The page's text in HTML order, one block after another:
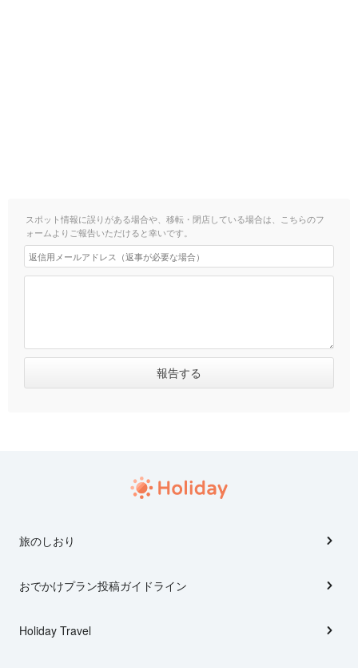
スポット情報に誤りがある場合や、移転・閉店している場合は、こちらのフ
ォームよりご報告いただけると幸いです。
旅のしおり
おでかけプラン投稿ガイドライン
Holiday Travel